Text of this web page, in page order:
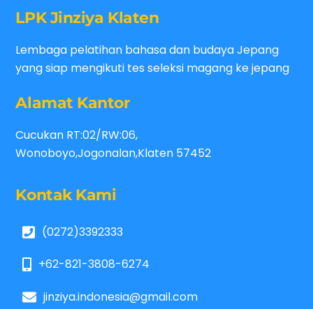
LPK Jinziya Klaten
Lembaga pelatihan bahasa dan budaya Jepang
yang siap mengikuti tes seleksi magang ke jepang
Alamat Kantor
Cucukan RT:02/RW:06,
Wonoboyo,Jogonalan,Klaten 57452
Kontak Kami
(0272)3392333
+62-821-3808-6274
jinziya.indonesia@gmail.com